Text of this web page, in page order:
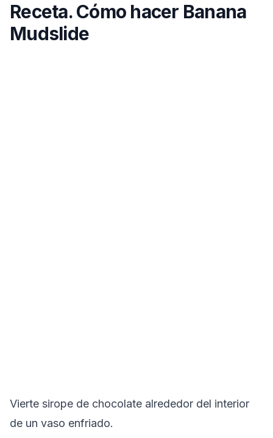
Receta. Cómo hacer Banana
Mudslide
Vierte sirope de chocolate alrededor del interior
de un vaso enfriado.